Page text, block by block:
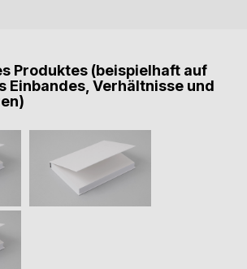
Produktes (beispielhaft auf
Einbandes, Verhältnisse und